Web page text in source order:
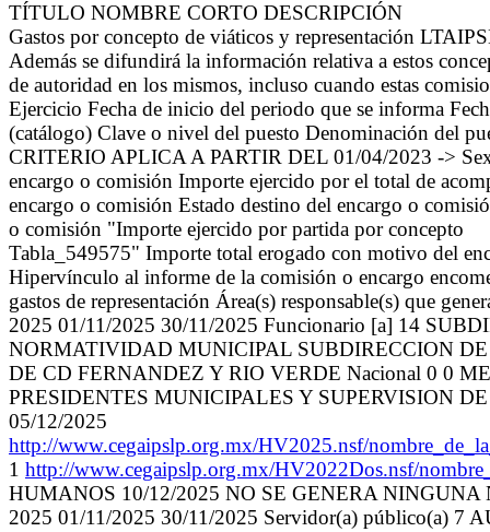
TÍTULO NOMBRE CORTO DESCRIPCIÓN
Gastos por concepto de viáticos y representación
Además se difundirá la información relativa a estos
de autoridad en los mismos, incluso cuando estas
Ejercicio Fecha de inicio del periodo que se informa
(catálogo) Clave o nivel del puesto Denominación del
CRITERIO APLICA A PARTIR DEL 01/04/2023 ->
encargo o comisión Importe ejercido por el total de
encargo o comisión Estado destino del encargo o
o comisión "Importe ejercido por partida por concepto
Tabla_549575" Importe total erogado con motivo del
Hipervínculo al informe de la comisión o encargo
gastos de representación Área(s) responsable(s) que
2025 01/11/2025 30/11/2025 Funcionario [a] 14
NORMATIVIDAD MUNICIPAL SUBDIRECCION
DE CD FERNANDEZ Y RIO VERDE Nacional 0 0
PRESIDENTES MUNICIPALES Y SUPERVISION
05/12/2025
http://www.cegaipslp.org.mx/HV2025.nsf/
1 http://www.cegaipslp.org.mx/HV2022Dos.nsf/
HUMANOS 10/12/2025 NO SE GENERA
2025 01/11/2025 30/11/2025 Servidor(a) público(a)